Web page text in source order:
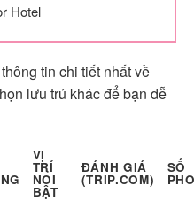
Hotel
tin chi tiết nhất về
lưu trú khác để bạn dễ
VỊ
TRÍ
NỔI
BẬT
ĐÁNH GIÁ
(TRIP.COM)
SỐ